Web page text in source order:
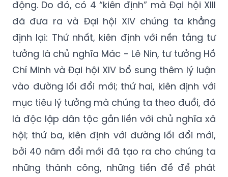
động. Do đó, có 4 “kiên định” mà Đại hội XIII
đã đưa ra và Đại hội XIV chúng ta khẳng
định lại: Thứ nhất, kiên định với nền tảng tư
tưởng là chủ nghĩa Mác - Lê Nin, tư tưởng Hồ
Chí Minh và Đại hội XIV bổ sung thêm lý luận
vào đường lối đổi mới; thứ hai, kiên định với
mục tiêu lý tưởng mà chúng ta theo đuổi, đó
là độc lập dân tộc gắn liền với chủ nghĩa xã
hội; thứ ba, kiên định với đường lối đổi mới,
bởi 40 năm đổi mới đã tạo ra cho chúng ta
những thành công, những tiền đề để phát